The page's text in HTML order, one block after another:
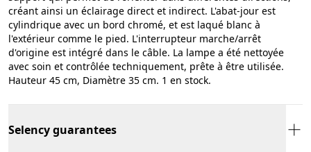
créant ainsi un éclairage direct et indirect. L'abat-jour est
cylindrique avec un bord chromé, et est laqué blanc à
l'extérieur comme le pied. L'interrupteur marche/arrêt
d'origine est intégré dans le câble. La lampe a été nettoyée
avec soin et contrôlée techniquement, prête à être utilisée.
Hauteur 45 cm, Diamètre 35 cm. 1 en stock.
Selency guarantees